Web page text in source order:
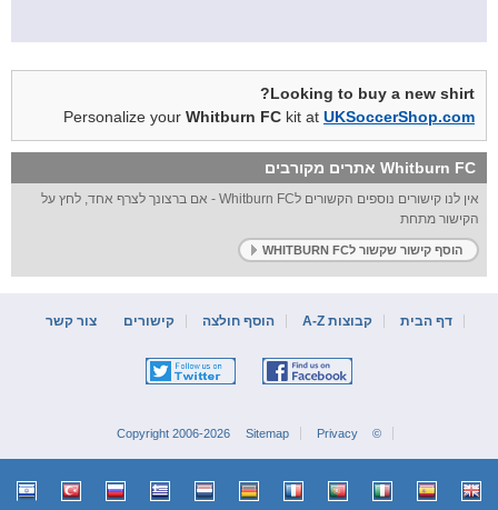
Looking to buy a new shirt?
Personalize yourWhitburn FC kit atUKSoccerShop.com
Whitburn FCאתרים מקורבים
אין לנו קישורים נוספים הקשורים לWhitburn FC - אם ברצונך לצרף אחד, לחץ על
הקישור מתחת
הוסף קישור שקשור לWHITBURN FC
דף הבית קבוצות A-Z הוסף חולצה קישורים צור קשר
© Copyright 2006-2026
Sitemap Privacy